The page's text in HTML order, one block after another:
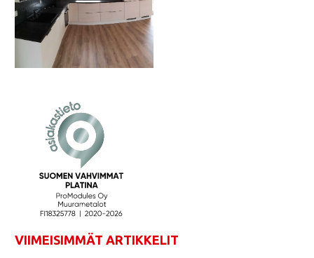
VIIMEISIMMÄT ARTIKKELIT